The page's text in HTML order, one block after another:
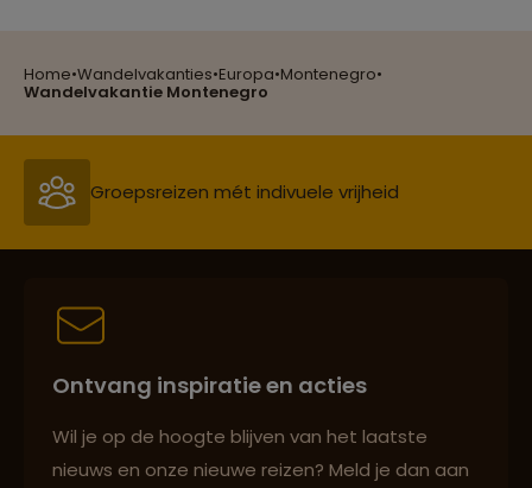
Home•Wandelvakanties•Europa•Montenegro•
Wandelvakantie Montenegro
Reizen met oog voor mens, cultuur en milieu
Groepsreizen mét indivuele vrijheid
Persoonlijk en deskundig reisadvies
Ontvang inspiratie en acties
Wil je op de hoogte blijven van het laatste
nieuws en onze nieuwe reizen? Meld je dan aan